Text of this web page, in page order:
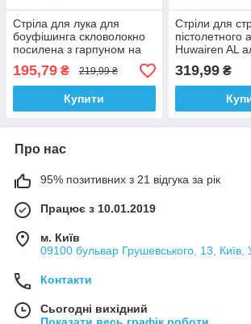
Стріла для лука для
боуфішинга скловолокно
посилена з гарпуном на
кінці
195,79 ₴ 219,99 ₴
Купити
Стріли для
пістолетного
Huwairen AL
165мм 12шт
319,99₴
Про нас
95% позитивних з 21 відгука за рік
Працює з 10.01.2019
м. Київ
09100 бульвар Грушевського, 13, Київ,
Контакти
Сьогодні вихідний